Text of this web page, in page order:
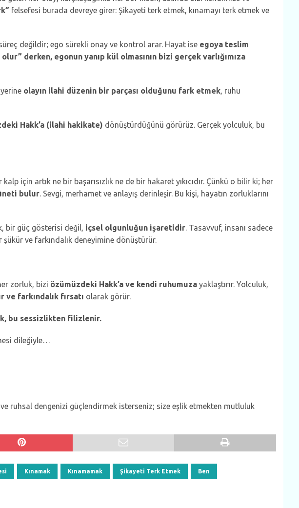
felsefesi burada devreye girer: Şikayeti terk etmek, kınamayı terk etmek ve
değildir; ego sürekli onay ve kontrol arar. Hayat ise egoya teslim
derken, egonun yanıp kül olmasının bizi gerçek varlığımıza
olayın ilahi düzenin bir parçası olduğunu fark etmek, ruhu
Hakk’a (ilahi hakikate) dönüştürdüğünü görürüz. Gerçek yolculuk, bu
için artık ne bir başarısızlık ne de bir hakaret yıkıcıdır. Çünkü o bilir ki; her
bulur. Sevgi, merhamet ve anlayış derinleşir. Bu kişi, hayatın zorluklarını
bir güç gösterisi değil, içsel olgunluğun işaretidir. Tasavvuf, insanı sadece
şükür ve farkındalık deneyimine dönüştürür.
zorluk, bizi özümüzdeki Hakk’a ve kendi ruhumuza yaklaştırır. Yolculuk,
ve farkındalık fırsatı olarak görür.
bu sessizlikten filizlenir.
dileğiyle…
ruhsal dengenizi güçlendirmek isterseniz; size eşlik etmekten mutluluk
Kınamak Kınamamak Şikayeti Terk Etmek Ben